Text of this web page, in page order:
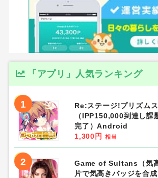
「アプリ」人気ランキング
1
Re:ステージ!プリズム
（IPP150,000到達し課
完了）Android
1,300円
相当
2
Game of Sultans（気
片で気高きバッジを合